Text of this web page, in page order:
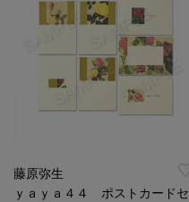
藤原弥生
ｙａｙａ４４ ポストカードセ